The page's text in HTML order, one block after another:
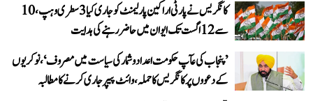
کانگریس نے پارٹی اراکین پارلیمنٹ کو جاری کیا 3 سطری وہپ، 10
سے 12 اگست تک ایوان میں حاضر رہنے کی ہدایت
’پنجاب کی عآپ حکومت اعداد و شمار کی سیاست میں مصروف‘، نوکریوں
کے دعووں پر کانگریس کا حملہ، وائٹ پیپر جاری کرنے کا مطالبہ